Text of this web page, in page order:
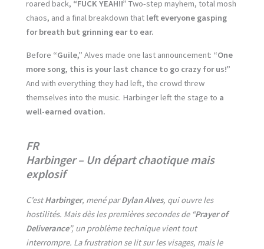
roared back, “FUCK YEAH!!” Two-step mayhem, total mosh
chaos, and a final breakdown that left everyone gasping
for breath but grinning ear to ear.
Before “Guile,” Alves made one last announcement: “One
more song, this is your last chance to go crazy for us!”
And with everything they had left, the crowd threw
themselves into the music. Harbinger left the stage to a
well-earned ovation.
FR
Harbinger – Un départ chaotique mais
explosif
C’estHarbinger, mené parDylan Alves, qui ouvre les
hostilités. Mais dès les premières secondes de “Prayer of
Deliverance”, un problème technique vient tout
interrompre. La frustration se lit sur les visages, mais le